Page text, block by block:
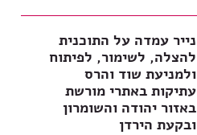
נייר עמדה על התוכנית
להצלה, לשימור, לפיתוח
ולמניעת שוד והרס
עתיקות באתרי מורשת
באזור יהודה והשומרון
ובקעת הירדן